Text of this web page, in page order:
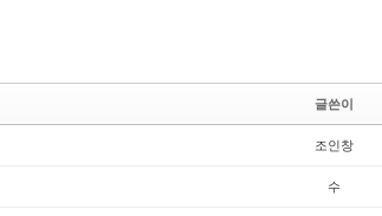
글쓴이
조인창
수